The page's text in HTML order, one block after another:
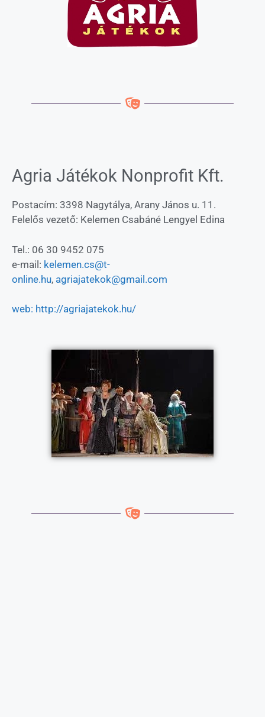
Agria Játékok Nonprofit Kft.
Postacím: 3398 Nagytálya, Arany János u. 11.
Felelős vezető: Kelemen Csabáné Lengyel Edina
Tel.: 06 30 9452 075
e-mail: kelemen.cs@t-
online.hu, agriajatekok@gmail.com
web: http://agriajatekok.hu/